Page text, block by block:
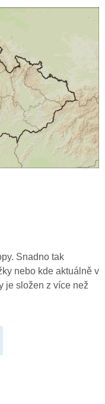
Snadno tak
nebo kde aktuálně v
je složen z více než